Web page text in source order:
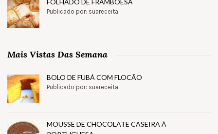
FOLHADO DE FRAMBOESA
Publicado por: suareceita
Mais Vistas Das Semana
BOLO DE FUBÁ COM FLOCÃO
Publicado por: suareceita
MOUSSE DE CHOCOLATE CASEIRA À